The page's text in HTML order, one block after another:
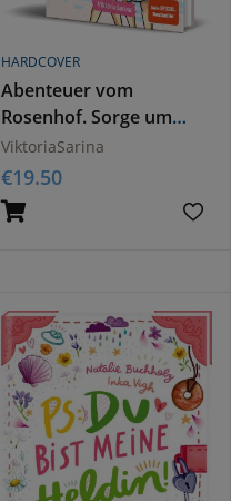
HARDCOVER
Abenteuer vom
Rosenhof. Sorge um
Cookie
ViktoriaSarina
€19.50